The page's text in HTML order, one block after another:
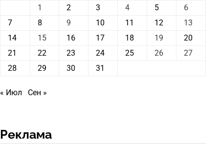
1
2 3 4 5
6
7
8 9 10 11 12
13
14
15 16 17 18 19
20
21
22 23 24 25 26
27
28
29 30 31
« Июл Сен »
Реклама